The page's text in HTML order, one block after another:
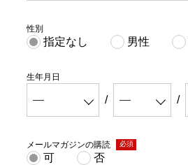
性別
指定なし 男性
生年月日
メールマガジンの購読
可 否